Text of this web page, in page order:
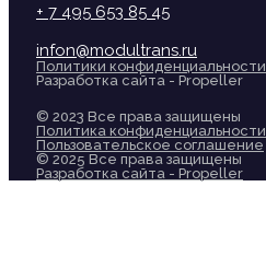
+ 7 495 653 85 45
infon@modultrans.ru
Политики конфиденциальности
Разработка сайта - Propeller
© 2023 Все права защищены
Политика конфиденциальности
Пользовательское соглашение
© 2025 Все права защищены
Разработка сайта - Propeller